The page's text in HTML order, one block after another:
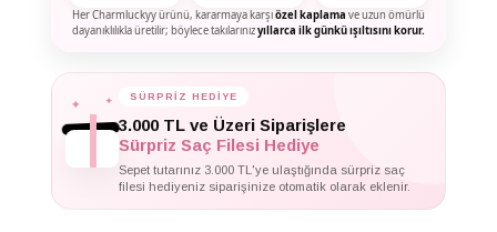
Her Charmluckyy ürünü, kararmaya karşıözel kaplama ve uzun ömürlü
dayanıklılıkla üretilir; böylece takılarınızyıllarca ilk günkü ışıltısını korur.
✦ SÜRPRİZ HEDİYE
3.000 TL ve Üzeri Siparişlere
Sürpriz Saç Filesi Hediye
Sepet tutarınız 3.000 TL'ye ulaştığında sürpriz saç
filesi hediyeniz siparişinize otomatik olarak eklenir.